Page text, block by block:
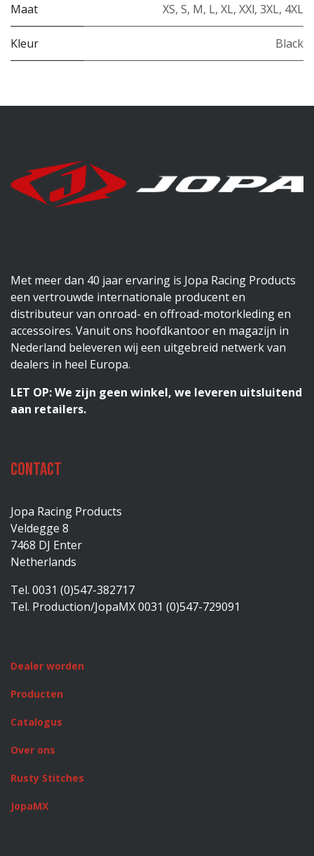
Maat XS, S, M, L, XL, XXl, 3XL, 4XL
Kleur Black
Met meer dan 40 jaar ervaring is Jopa Racing Products
een vertrouwde internationale producent en
distributeur van onroad- en offroad-motorkleding en
accessoires. Vanuit ons hoofdkantoor en magazijn in
Nederland beleveren wij een uitgebreid netwerk van
dealers in heel Europa.
LET OP: We zijn geen winkel, we leveren uitsluitend
aan retailers.
Contact
Jopa Racing Products
Veldegge 8
7468 DJ Enter
Netherlands
Tel. 0031 (0)547-382717
Tel. Production/JopaMX 0031 (0)547-729091
Dealer worden
Producten
Catalogus
Over ons
Rusty Stitches
JopaMX